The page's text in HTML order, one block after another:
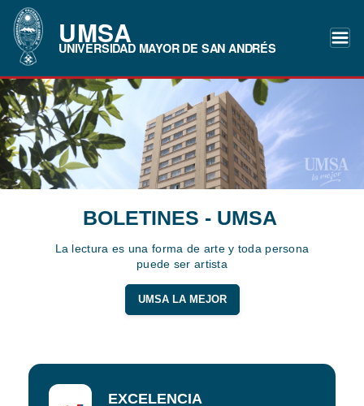
UMSA
UNIVERSIDAD MAYOR DE SAN ANDRÉS
BOLETINES - UMSA
La lectura es una forma de arte y toda persona
puede ser artista
UMSA LA MEJOR
EXCELENCIA